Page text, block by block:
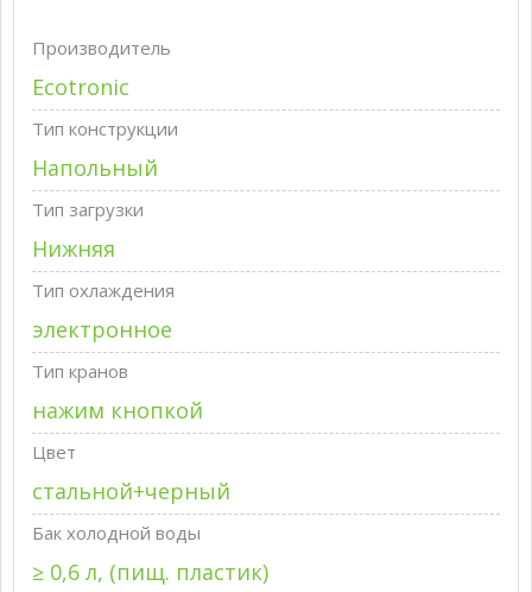
Производитель
Ecotronic
Тип конструкции
Напольный
Тип загрузки
Нижняя
Тип охлаждения
электронное
Тип кранов
нажим кнопкой
Цвет
стальной+черный
Бак холодной воды
≥ 0,6 л, (пищ. пластик)